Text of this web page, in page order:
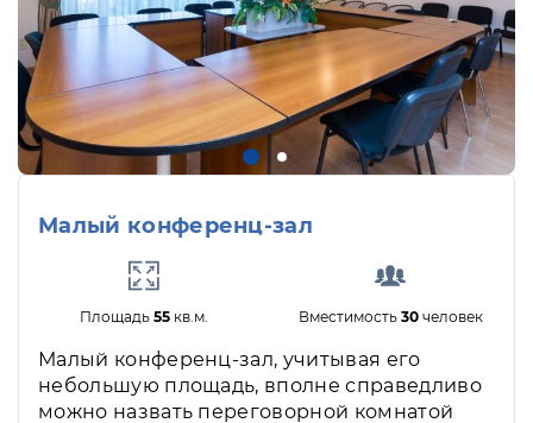
Малый конференц-зал
Площадь 55кв.м. Вместимость 30человек
Малый конференц-зал, учитывая его
небольшую площадь, вполне справедливо
можно назвать переговорной комнатой